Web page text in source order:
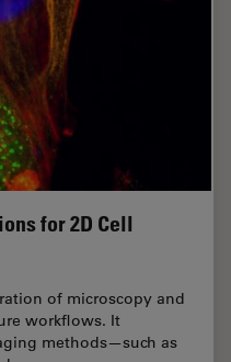
for 2D Cell
of microscopy and
workflows. It
methods—such as